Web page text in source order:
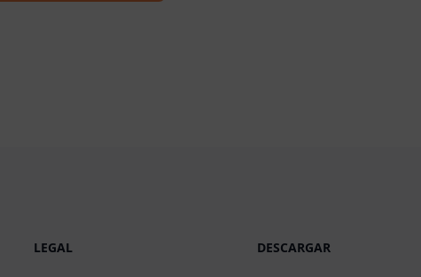
LEGAL DESCARGAR